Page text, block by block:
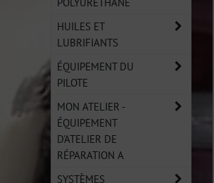
HUILES ET
LUBRIFIANTS
ÉQUIPEMENT DU
PILOTE
MON ATELIER -
ÉQUIPEMENT
D'ATELIER DE
RÉPARATION A
SYSTÈMES